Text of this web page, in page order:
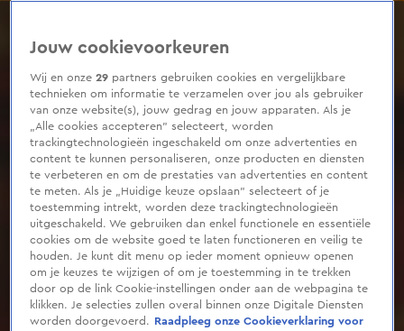
0
seconds
Jouw cookievoorkeuren
Wij en onze29 partners gebruiken cookies en vergelijkbare
technieken om informatie te verzamelen over jou als gebruiker
van onze website(s), jouw gedrag en jouw apparaten. Als je
„Alle cookies accepteren” selecteert, worden
trackingtechnologieën ingeschakeld om onze advertenties en
content te kunnen personaliseren, onze producten en diensten
te verbeteren en om de prestaties van advertenties en content
te meten. Als je „Huidige keuze opslaan” selecteert of je
toestemming intrekt, worden deze trackingtechnologieën
uitgeschakeld. We gebruiken dan enkel functionele en essentiële
cookies om de website goed te laten functioneren en veilig te
houden. Je kunt dit menu op ieder moment opnieuw openen
om je keuzes te wijzigen of om je toestemming in te trekken
door op de link Cookie-instellingen onder aan de webpagina te
klikken. Je selecties zullen overal binnen onze Digitale Diensten
worden doorgevoerd.
Raadpleeg onze Cookieverklaring voor